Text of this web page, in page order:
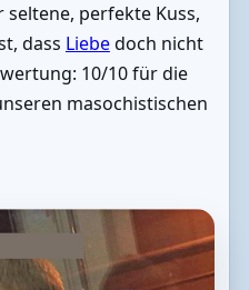
seltene, perfekte Kuss,
dass Liebedoch nicht
10/10 für die
masochistischen